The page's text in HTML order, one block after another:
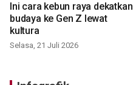
Ini cara kebun raya dekatkan
budaya ke Gen Z lewat
kultura
Selasa, 21 Juli 2026